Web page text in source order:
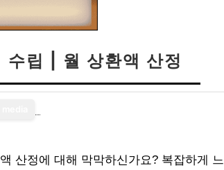
립 | 월 상환액 산정
산정에 대해 막막하신가요? 복잡하게 느